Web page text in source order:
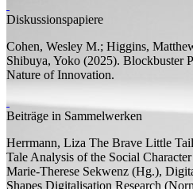
Diskussionspapiere
Cohen, Wesley M.; Higgins,
Shibuya, Yoko (2025). Blockbuster
Nature of Innovation.
Beiträge in Sammelwerken
Herrmann, Liza The Brave Little
Tale Analysis of the Social
Marie-Therese Sekwenz (Hg.),
Shapes Digitalisation Research